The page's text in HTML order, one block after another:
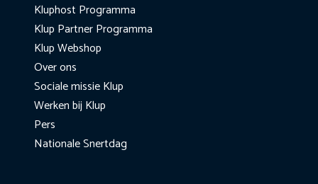
Kluphost Programma
Klup Partner Programma
Klup Webshop
Over ons
Sociale missie Klup
Werken bij Klup
Pers
Nationale Snertdag